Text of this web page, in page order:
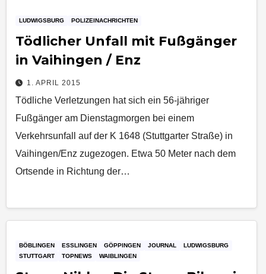
LUDWIGSBURG POLIZEINACHRICHTEN
Tödlicher Unfall mit Fußgänger
in Vaihingen / Enz
1. APRIL 2015
Tödliche Verletzungen hat sich ein 56-jähriger
Fußgänger am Dienstagmorgen bei einem
Verkehrsunfall auf der K 1648 (Stuttgarter Straße) in
Vaihingen/Enz zugezogen. Etwa 50 Meter nach dem
Ortsende in Richtung der…
BÖBLINGEN ESSLINGEN GÖPPINGEN JOURNAL
LUDWIGSBURG
STUTTGART
TOPNEWS WAIBLINGEN